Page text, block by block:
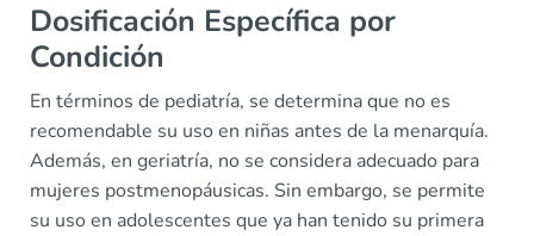
Dosificación Específica por
Condición
En términos de pediatría, se determina que no es
recomendable su uso en niñas antes de la menarquía.
Además, en geriatría, no se considera adecuado para
mujeres postmenopáusicas. Sin embargo, se permite
su uso en adolescentes que ya han tenido su primera